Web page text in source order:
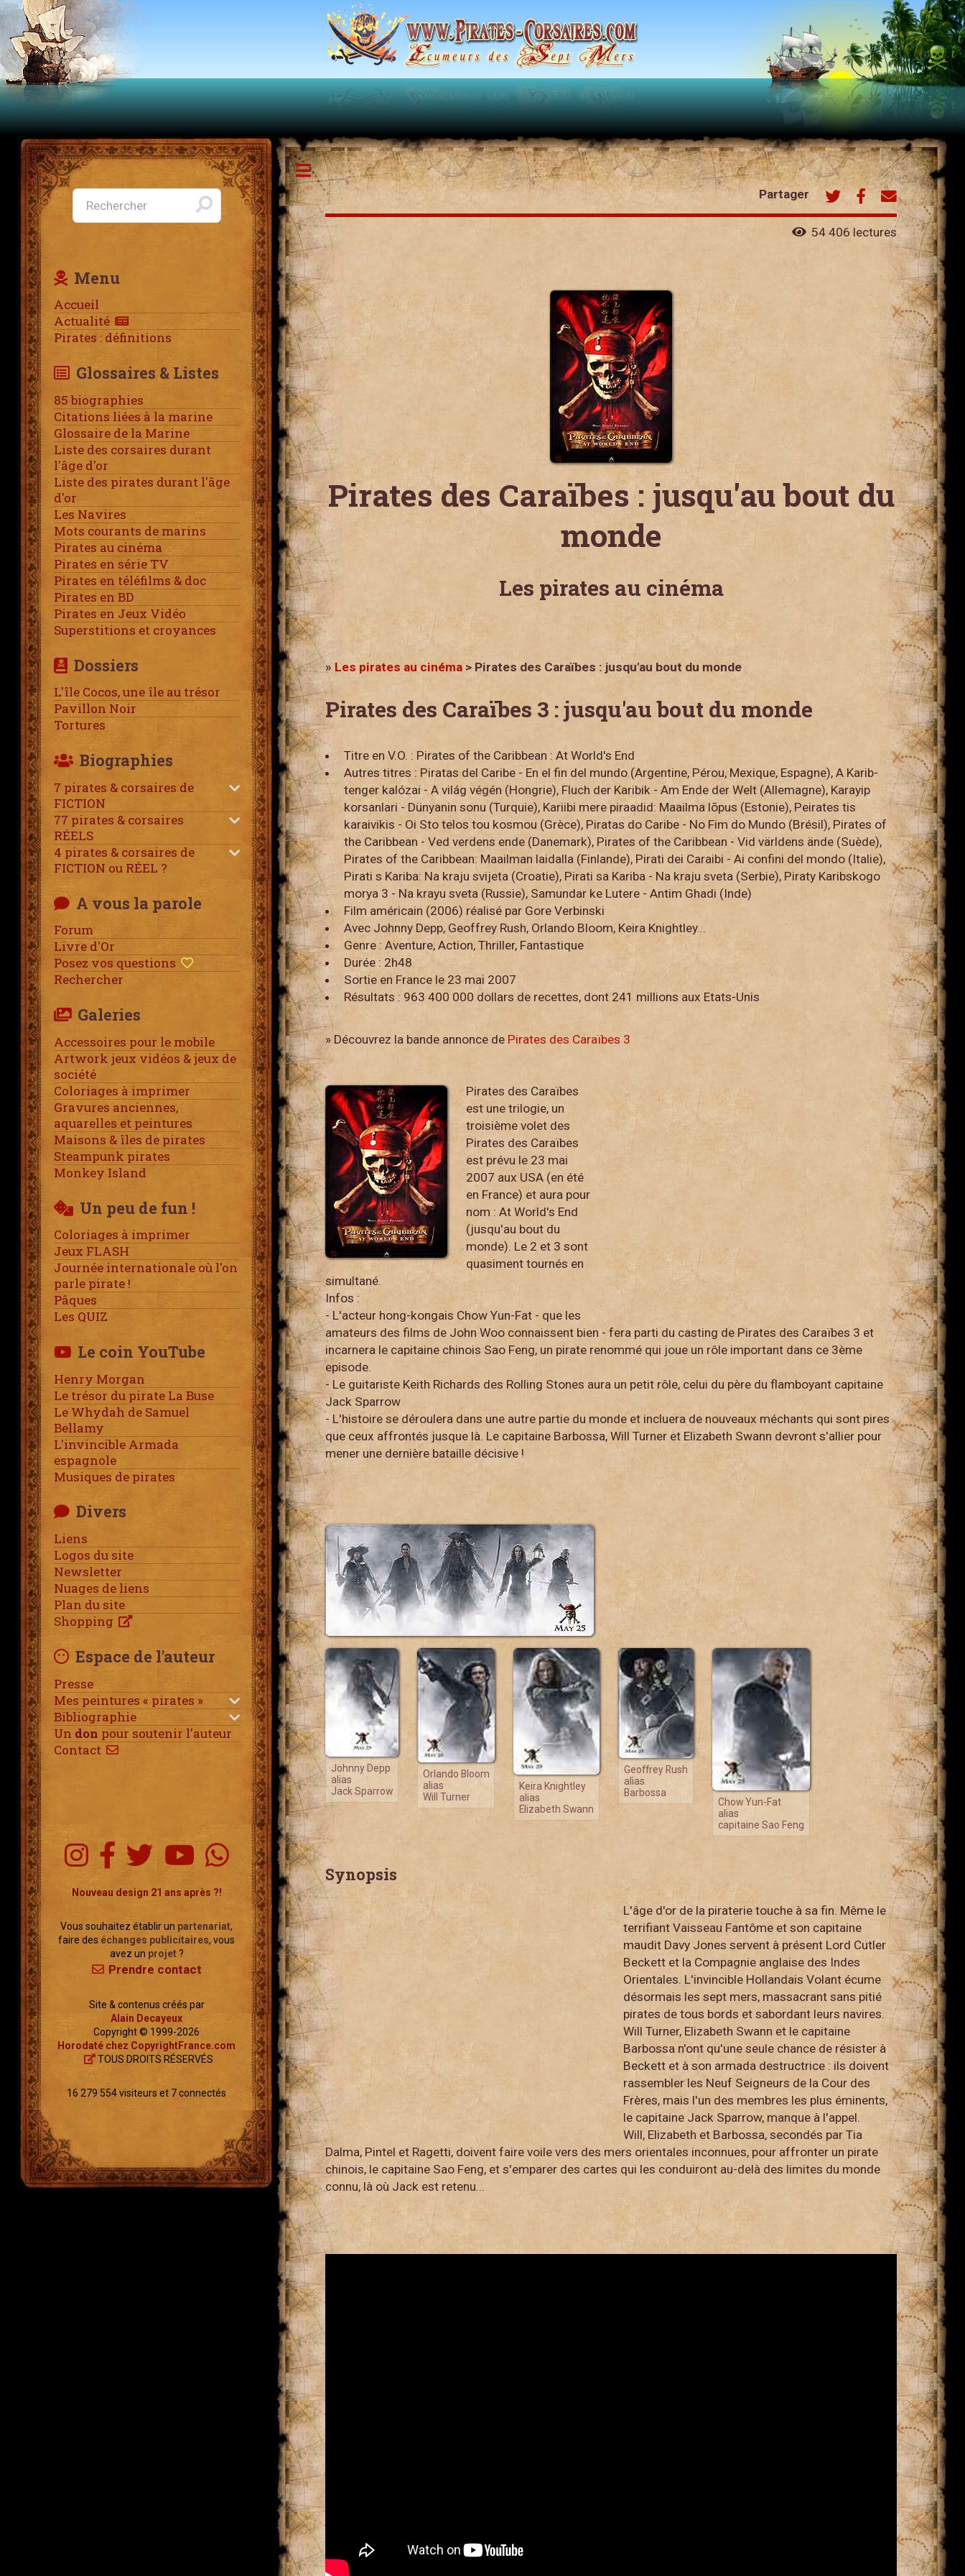
Partager
54 406 lectures
Pirates des Caraïbes : jusqu'au bout du
monde
Les pirates au cinéma
» Les pirates au cinéma> Pirates des Caraïbes : jusqu'au bout du monde
Pirates des Caraïbes 3 : jusqu'au bout du monde
Titre en V.O. : Pirates of the Caribbean : At World's End
Autres titres : Piratas del Caribe - En el fin del mundo (Argentine, Pérou, Mexique, Espagne), A Karib-
tenger kalózai - A világ végén (Hongrie), Fluch der Karibik - Am Ende der Welt (Allemagne), Karayip
korsanlari - Dünyanin sonu (Turquie), Kariibi mere piraadid: Maailma lõpus (Estonie), Peirates tis
karaivikis - Oi Sto telos tou kosmou (Grèce), Piratas do Caribe - No Fim do Mundo (Brésil), Pirates of
the Caribbean - Ved verdens ende (Danemark), Pirates of the Caribbean - Vid världens ände (Suède),
Pirates of the Caribbean: Maailman laidalla (Finlande), Pirati dei Caraibi - Ai confini del mondo (Italie),
Pirati s Kariba: Na kraju svijeta (Croatie), Pirati sa Kariba - Na kraju sveta (Serbie), Piraty Karibskogo
morya 3 - Na krayu sveta (Russie), Samundar ke Lutere - Antim Ghadi (Inde)
Film américain (2006) réalisé par Gore Verbinski
Avec Johnny Depp, Geoffrey Rush, Orlando Bloom, Keira Knightley...
Genre : Aventure, Action, Thriller, Fantastique
Durée : 2h48
Sortie en France le 23 mai 2007
Résultats : 963 400 000 dollars de recettes, dont 241 millions aux Etats-Unis
» Découvrez la bande annonce de Pirates des Caraïbes 3
Pirates des Caraïbes
est une trilogie, un
troisième volet des
Pirates des Caraïbes
est prévu le 23 mai
2007 aux USA (en été
en France) et aura pour
nom : At World's End
(jusqu'au bout du
monde). Le 2 et 3 sont
quasiment tournés en
simultané.
Infos :
- L'acteur hong-kongais Chow Yun-Fat - que les
amateurs des films de John Woo connaissent bien - fera parti du casting de Pirates des Caraïbes 3 et
incarnera le capitaine chinois Sao Feng, un pirate renommé qui joue un rôle important dans ce 3ème
episode.
- Le guitariste Keith Richards des Rolling Stones aura un petit rôle, celui du père du flamboyant capitaine
Jack Sparrow
- L'histoire se déroulera dans une autre partie du monde et incluera de nouveaux méchants qui sont pires
que ceux affrontés jusque là. Le capitaine Barbossa, Will Turner et Elizabeth Swann devront s'allier pour
mener une dernière bataille décisive !
Johnny Depp
alias
Jack Sparrow
Orlando Bloom
alias
Will Turner
Keira Knightley
alias
Elizabeth Swann
Geoffrey Rush
alias
Barbossa
Chow Yun-Fat
alias
capitaine Sao Feng
Synopsis
L'âge d'or de la piraterie touche à sa fin. Même le
terrifiant Vaisseau Fantôme et son capitaine
maudit Davy Jones servent à présent Lord Cutler
Beckett et la Compagnie anglaise des Indes
Orientales. L'invincible Hollandais Volant écume
désormais les sept mers, massacrant sans pitié
pirates de tous bords et sabordant leurs navires.
Will Turner, Elizabeth Swann et le capitaine
Barbossa n'ont qu'une seule chance de résister à
Beckett et à son armada destructrice : ils doivent
rassembler les Neuf Seigneurs de la Cour des
Frères, mais l'un des membres les plus éminents,
le capitaine Jack Sparrow, manque à l'appel.
Will, Elizabeth et Barbossa, secondés par Tia
Dalma, Pintel et Ragetti, doivent faire voile vers des mers orientales inconnues, pour affronter un pirate
chinois, le capitaine Sao Feng, et s'emparer des cartes qui les conduiront au-delà des limites du monde
connu, là où Jack est retenu...
Menu
Accueil
Actualité
Pirates : définitions
Glossaires & Listes
85 biographies
Citations liées à la marine
Glossaire de la Marine
Liste des corsaires durant
l'âge d'or
Liste des pirates durant l'âge
d'or
Les Navires
Mots courants de marins
Pirates au cinéma
Pirates en série TV
Pirates en téléfilms & doc
Pirates en BD
Pirates en Jeux Vidéo
Superstitions et croyances
Dossiers
L'île Cocos, une île au trésor
Pavillon Noir
Tortures
Biographies
7 pirates & corsaires de
FICTION
77 pirates & corsaires
RÉELS
4 pirates & corsaires de
FICTION ou RÉEL ?
A vous la parole
Forum
Livre d'Or
Posez vos questions
Rechercher
Galeries
Accessoires pour le mobile
Artwork jeux vidéos & jeux de
société
Coloriages à imprimer
Gravures anciennes,
aquarelles et peintures
Maisons & îles de pirates
Steampunk pirates
Monkey Island
Un peu de fun !
Coloriages à imprimer
Jeux FLASH
Journée internationale où l'on
parle pirate !
Pâques
Les QUIZ
Le coin YouTube
Henry Morgan
Le trésor du pirate La Buse
Le Whydah de Samuel
Bellamy
L'invincible Armada
espagnole
Musiques de pirates
Divers
Liens
Logos du site
Newsletter
Nuages de liens
Plan du site
Shopping
Espace de l'auteur
Presse
Mes peintures « pirates »
Bibliographie
Un don pour soutenir l'auteur
Contact
Nouveau design 21 ans après ?!
Vous souhaitez établir un partenariat,
faire des échanges publicitaires, vous
avez un projet?
Prendre contact
Site & contenus créés par
Alain Decayeux
Copyright © 1999-2026
Horodaté chez CopyrightFrance.com
TOUS DROITS RÉSERVÉS
16 279 554 visiteurs et 7 connectés
Toggle